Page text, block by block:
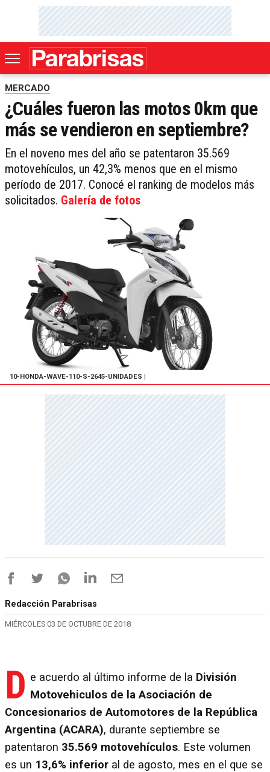
MERCADO
¿Cuáles fueron las motos 0km que
más se vendieron en septiembre?
En el noveno mes del año se patentaron 35.569
motovehículos, un 42,3% menos que en el mismo
período de 2017. Conocé el ranking de modelos más
solicitados. Galería de fotos
10-HONDA-WAVE-110-S-2645-UNIDADES
Redacción Parabrisas
MIÉRCOLES 03 DE OCTUBRE DE 2018
D e acuerdo al último informe de la División
Motovehiculos de la Asociación de
Concesionarios de Automotores de la República
Argentina (ACARA), durante septiembre se
patentaron 35.569 motovehículos. Este volumen
es un 13,6% inferior al de agosto, mes en el que se